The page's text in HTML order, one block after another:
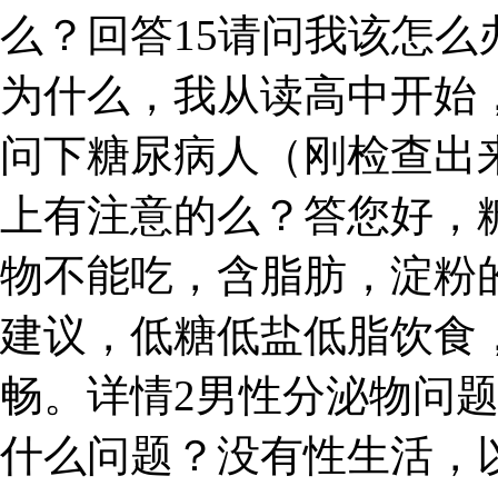
么？回答15请问我该怎
为什么，我从读高中开始
问下糖尿病人（刚检查出
上有注意的么？答您好
物不能吃，含脂肪，淀粉
建议，低糖低盐低脂饮食
畅。详情2男性分泌物问
什么问题？没有性生活，